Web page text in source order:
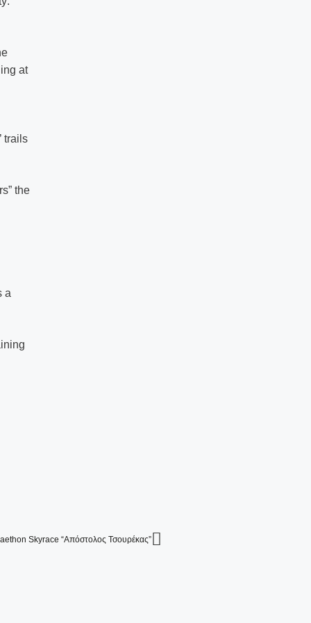
at
trails
the
a
Skyrace “Απόστολος Τσουρέκας”